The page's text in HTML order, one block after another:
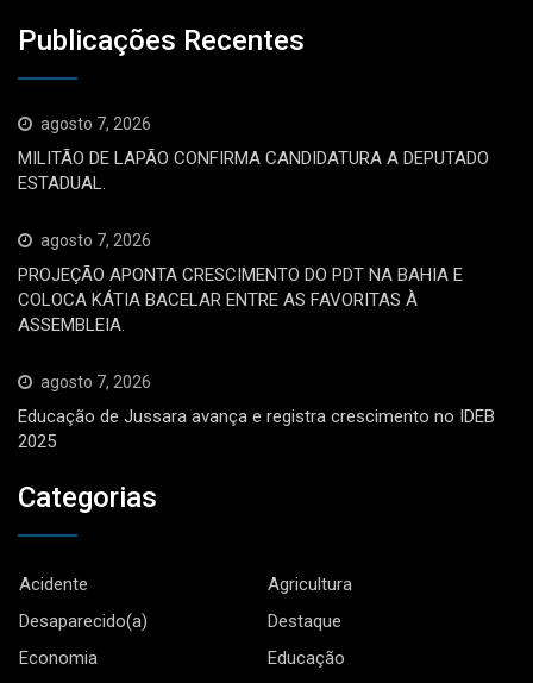
Publicações Recentes
agosto 7, 2026
MILITÃO DE LAPÃO CONFIRMA CANDIDATURA A DEPUTADO
ESTADUAL.
agosto 7, 2026
PROJEÇÃO APONTA CRESCIMENTO DO PDT NA BAHIA E
COLOCA KÁTIA BACELAR ENTRE AS FAVORITAS À
ASSEMBLEIA.
agosto 7, 2026
Educação de Jussara avança e registra crescimento no IDEB
2025
Categorias
Acidente
Agricultura
Desaparecido(a)
Destaque
Economia
Educação